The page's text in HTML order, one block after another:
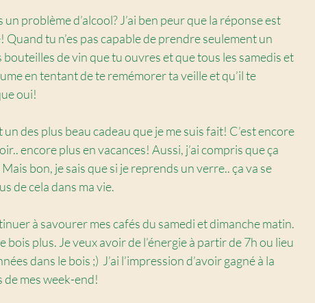
problème d’alcool? J’ai ben peur que la réponse est
tu n’es pas capable de prendre seulement un
de vin que tu ouvres et que tous les samedis et
en tentant de te remémorer ta veille et qu’il te
oui!
des plus beau cadeau que je me suis fait! C’est encore
encore plus en vacances! Aussi, j’ai compris que ça
bon, je sais que si je reprends un verre.. ça va se
de cela dans ma vie.
à savourer mes cafés du samedi et dimanche matin.
plus. Je veux avoir de l’énergie à partir de 7h ou lieu
dans le bois ;)  J’ai l’impression d’avoir gagné à la
mes week-end!